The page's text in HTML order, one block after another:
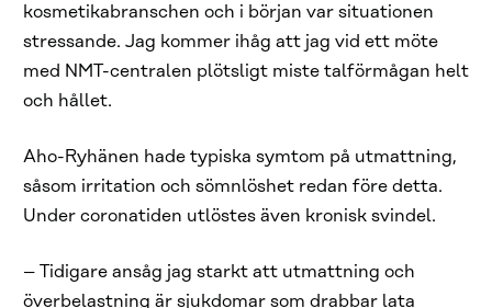
kosmetikabranschen och i början var situationen
stressande. Jag kommer ihåg att jag vid ett möte
med NMT-centralen plötsligt miste talförmågan helt
och hållet.
Aho-Ryhänen hade typiska symtom på utmattning,
såsom irritation och sömnlöshet redan före detta.
Under coronatiden utlöstes även kronisk svindel.
– Tidigare ansåg jag starkt att utmattning och
överbelastning är sjukdomar som drabbar lata